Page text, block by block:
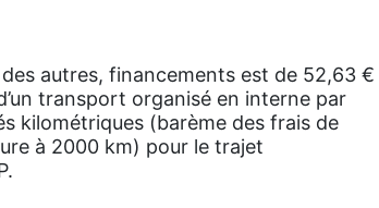
autres, financements est de 52,63 €
transport organisé en interne par
kilométriques (barème des frais de
à 2000 km) pour le trajet